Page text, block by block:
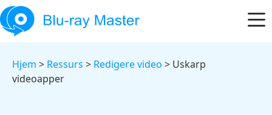
Hjem > Ressurs > Redigere video > Uskarp
videoapper